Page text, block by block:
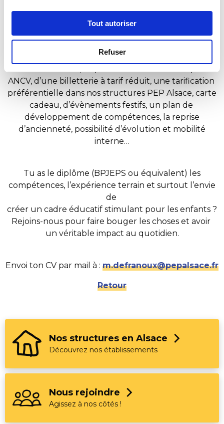
Tout autoriser
Refuser
→ Salaire : 2181.80 € /brut mensuel
→ Lieu : Ensisheim
NOS PETITS PLUS
ANCV, d’une billetterie à tarif réduit, une tarification
préférentielle dans nos structures PEP Alsace, carte
cadeau, d’évènements festifs, un plan de
développement de compétences, la reprise
d’ancienneté, possibilité d’évolution et mobilité
interne…
Tu as le diplôme (BPJEPS ou équivalent) les
compétences, l’expérience terrain et surtout l’envie
de
créer un cadre éducatif stimulant pour les enfants ?
Rejoins-nous pour faire bouger les choses et avoir
un véritable impact au quotidien.
Envoi ton CV par mail à : m.defranoux@pepalsace.fr
Retour
Nos structures en Alsace
Découvrez nos établissements
Nous rejoindre
Agissez à nos côtés !